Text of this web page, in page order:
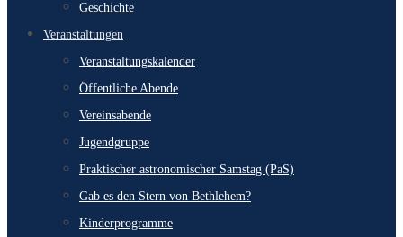
Geschichte
Veranstaltungen
Veranstaltungskalender
Öffentliche Abende
Vereinsabende
Jugendgruppe
Praktischer astronomischer Samstag (PaS)
Gab es den Stern von Bethlehem?
Kinderprogramme